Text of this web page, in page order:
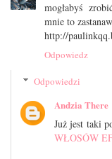
mogłabyś
mnie to
http://
Odpowiedz
Odpowiedzi
Andzia There
Już jest taki
WŁOSÓW